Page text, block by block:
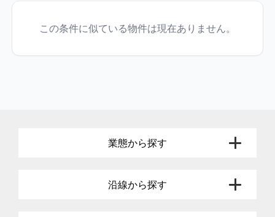
この条件に似ている物件は現在ありません。
業態から探す
沿線から探す